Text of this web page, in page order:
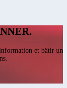
et bâtir un